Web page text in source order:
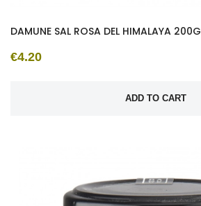
DAMUNE SAL ROSA DEL HIMALAYA 200G
€4.20
ADD TO CART